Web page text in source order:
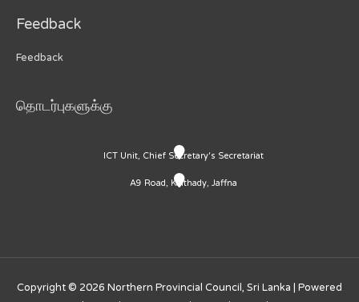
Feedback
Feedback
தொடர்புகளுக்கு
ICT Unit, Chief Secretary's Secretariat
A9 Road, Kaithady, Jaffna
Copyright © 2026 Northern Provincial Council, Sri Lanka | Powered